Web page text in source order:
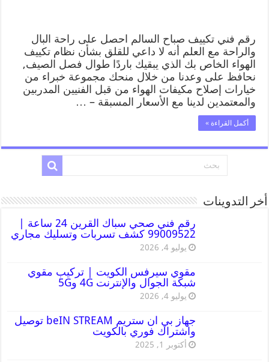
رقم فني تكييف صباح السالم احصل على راحة البال
والراحة مع العلم أنه لا داعي للقلق بشأن نظام تكييف
الهواء الخاص بك الذي يبقيك باردًا طوال فصل الصيف,
نحافظ على وعدنا من خلال منحك مجموعة خبراء من
خيارات إصلاح مكيفات الهواء من قبل الفنيين المدربين
والمعتمدين لدينا مع الأسعار المسبقة – …
أكمل القراءة »
أخر التدوينات
رقم فني صحي سباك القرين 24 ساعة |
99009522 كشف تسربات وتسليك مجاري
يوليو 4, 2026
مقوي سيرفس الكويت | تركيب مقوي
شبكة الجوال والإنترنت 4G و5G
يوليو 4, 2026
جهاز بي ان ستريم beIN STREAM توصيل
واشتراك فوري بالكويت
أكتوبر 1, 2025